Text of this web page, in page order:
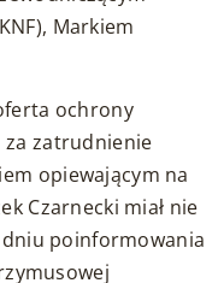
Markiem
ochrony
za zatrudnienie
opiewającym na
Czarnecki miał nie
poinformowania